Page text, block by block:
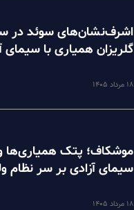
اشرف‌نشان‌های سوئد در
گلریزان همیاری با سیمای
۱۸ مرداد ۱۴۰۵
موشکاف؛ پتک همیاری‌ها و
سیمای آزادی بر سر نظام
۱۸ مرداد ۱۴۰۵